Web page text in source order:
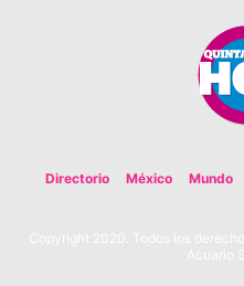
Directorio México Mundo